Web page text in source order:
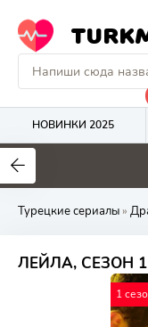
НОВИНКИ 2025
9
Турецкие сериалы»
ЛЕЙЛА, СЕЗОН 1
1